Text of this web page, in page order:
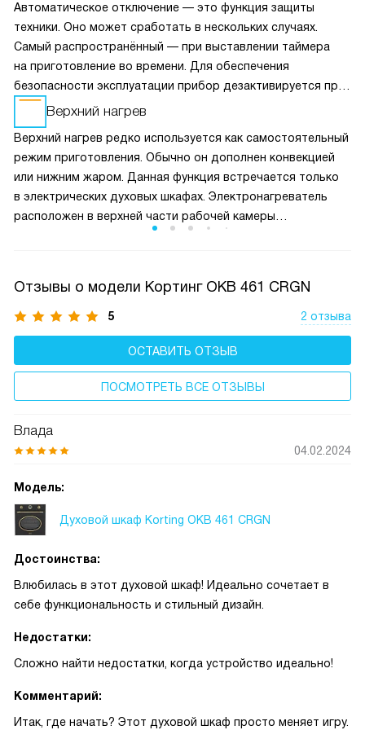
Автоматическое отключение — это функция защиты
техники. Оно может сработать в нескольких случаях.
Самый распространённый — при выставлении таймера
на приготовление во времени. Для обеспечения
безопасности эксплуатации прибор дезактивируется при
перегреве, а также при длительной работе в одном
режиме (без изменения настроек) свыше заявленного
времени.
Верхний нагрев
Верхний нагрев редко используется как самостоятельный
режим приготовления. Обычно он дополнен конвекцией
или нижним жаром. Данная функция встречается только
в электрических духовых шкафах. Электронагреватель
расположен в верхней части рабочей камеры
Отзывы о модели Кортинг OKB 461 CRGN
5 2 отзыва
ОСТАВИТЬ ОТЗЫВ
ПОСМОТРЕТЬ ВСЕ ОТЗЫВЫ
Влада
04.02.2024
Модель:
Духовой шкаф Korting OKB 461 CRGN
Достоинства:
Влюбилась в этот духовой шкаф! Идеально сочетает в
себе функциональность и стильный дизайн.
Недостатки:
Сложно найти недостатки, когда устройство идеально!
Комментарий:
Итак, где начать? Этот духовой шкаф просто меняет игру.